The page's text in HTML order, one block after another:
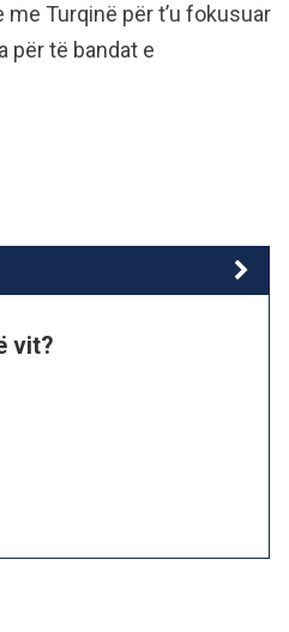
Turqinë për t’u fokusuar
për të bandat e
vit?